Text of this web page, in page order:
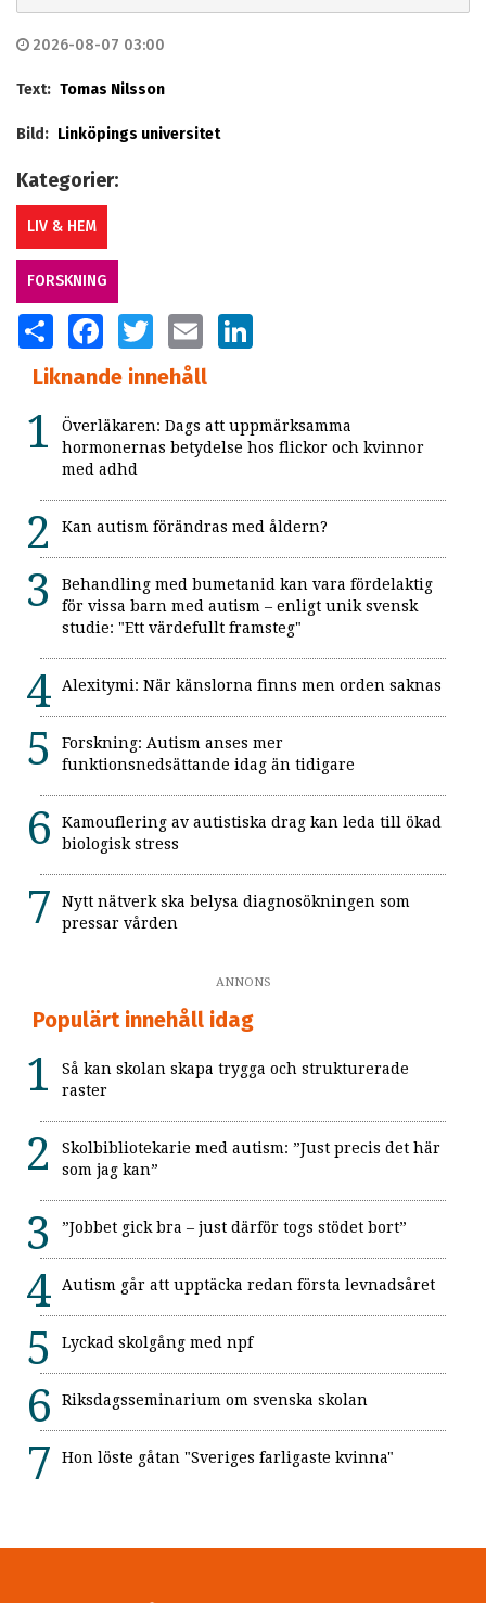
2026-08-07 03:00
Text: Tomas Nilsson
Bild: Linköpings universitet
Kategorier:
LIV & HEM
FORSKNING
SHARE FACEBOOKTWITTER EMAIL
Liknande innehåll
Överläkaren: Dags att uppmärksamma
hormonernas betydelse hos flickor och kvinnor
med adhd
Kan autism förändras med åldern?
Behandling med bumetanid kan vara fördelaktig
för vissa barn med autism – enligt unik svensk
studie: "Ett värdefullt framsteg"
Alexitymi: När känslorna finns men orden saknas
Forskning: Autism anses mer
funktionsnedsättande idag än tidigare
Kamouflering av autistiska drag kan leda till ökad
biologisk stress
Nytt nätverk ska belysa diagnosökningen som
pressar vården
ANNONS
Populärt innehåll idag
Så kan skolan skapa trygga och strukturerade
raster
Skolbibliotekarie med autism: ”Just precis det här
som jag kan”
”Jobbet gick bra – just därför togs stödet bort”
Autism går att upptäcka redan första levnadsåret
Lyckad skolgång med npf
Riksdagsseminarium om svenska skolan
Hon löste gåtan "Sveriges farligaste kvinna"